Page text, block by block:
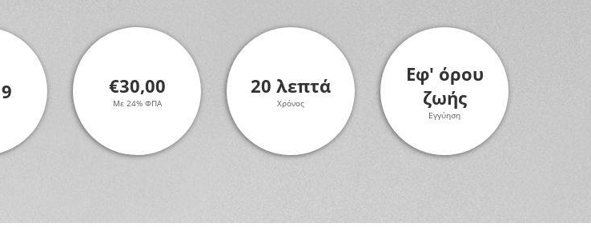
€30,00
Με 24% ΦΠΑ
20 λεπτά
Χρόνος
Εφ' όρου
ζωής
Εγγύηση